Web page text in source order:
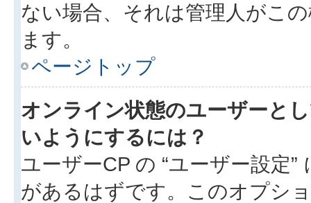
ない場合、それは管理人がこ
ます。
ページトップ
オンライン状態のユーザーと
いようにするには？
ユーザーCP の “ユーザー設定
があるはずです。このオプシ